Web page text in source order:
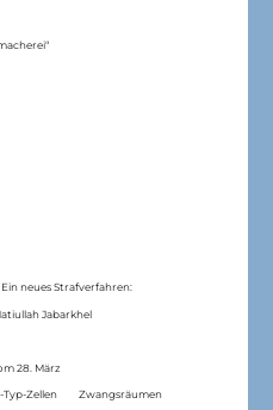
Ein neues Strafverfahren:
Jabarkhel
28. März
Typ-Zellen Zwangsräumen